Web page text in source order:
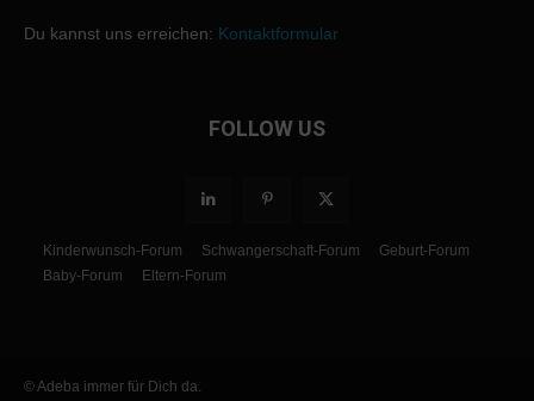
Du kannst uns erreichen: Kontaktformular
FOLLOW US
Kinderwunsch-Forum Schwangerschaft-Forum
Geburt-Forum
Baby-Forum
Eltern-Forum
© Adeba immer für Dich da.